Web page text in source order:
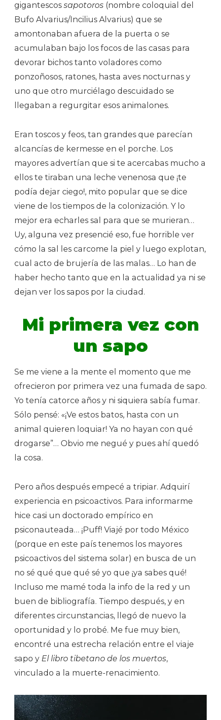
gigantescos sapotoros (nombre coloquial del
Bufo Alvarius/Incilius Alvarius) que se
amontonaban afuera de la puerta o se
acumulaban bajo los focos de las casas para
devorar bichos tanto voladores como
ponzoñosos, ratones, hasta aves nocturnas y
uno que otro murciélago descuidado se
llegaban a regurgitar esos animalones.
Eran toscos y feos, tan grandes que parecían
alcancías de kermesse en el porche. Los
mayores advertían que si te acercabas mucho a
ellos te tiraban una leche venenosa que ¡te
podía dejar ciego!, mito popular que se dice
viene de los tiempos de la colonización. Y lo
mejor era echarles sal para que se murieran…
Uy, alguna vez presencié eso, fue horrible ver
cómo la sal les carcome la piel y luego explotan,
cual acto de brujería de las malas… Lo han de
haber hecho tanto que en la actualidad ya ni se
dejan ver los sapos por la ciudad.
Mi primera vez con
un sapo
Se me viene a la mente el momento que me
ofrecieron por primera vez una fumada de sapo.
Yo tenía catorce años y ni siquiera sabía fumar.
Sólo pensé: «¡Ve estos batos, hasta con un
animal quieren loquiar! Ya no hayan con qué
drogarse”… Obvio me negué y pues ahí quedó
la cosa.
Pero años después empecé a tripiar. Adquirí
experiencia en psicoactivos. Para informarme
hice casi un doctorado empírico en
psiconauteada… ¡Puff! Viajé por todo México
(porque en este país tenemos los mayores
psicoactivos del sistema solar) en busca de un
no sé qué que qué sé yo que ¡ya sabes qué!
Incluso me mamé toda la info de la red y un
buen de bibliografía. Tiempo después, y en
diferentes circunstancias, llegó de nuevo la
oportunidad y lo probé. Me fue muy bien,
encontré una estrecha relación entre el viaje
sapo y El libro tibetano de los muertos,
vinculado a la muerte-renacimiento.